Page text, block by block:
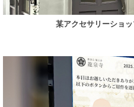
某アクセサリーショッ